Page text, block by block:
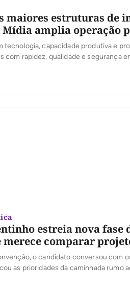
maiores estruturas de
amplia operação
tecnologia, capacidade produtiva e
com rapidez, qualidade e segurança
estreia nova fase
comparar
o candidato conversou com
as prioridades da caminhada rumo